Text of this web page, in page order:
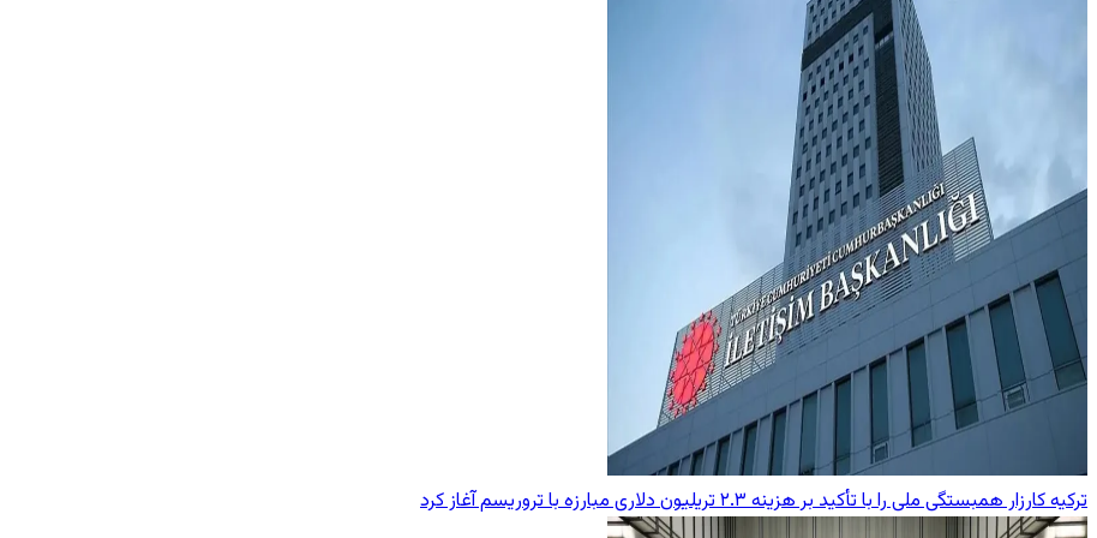
ترکیه کارزار همبستگی ملی را با تأکید بر هزینه ۲.۳ تریلیون دلاری مبارزه با تروریسم آغاز کرد